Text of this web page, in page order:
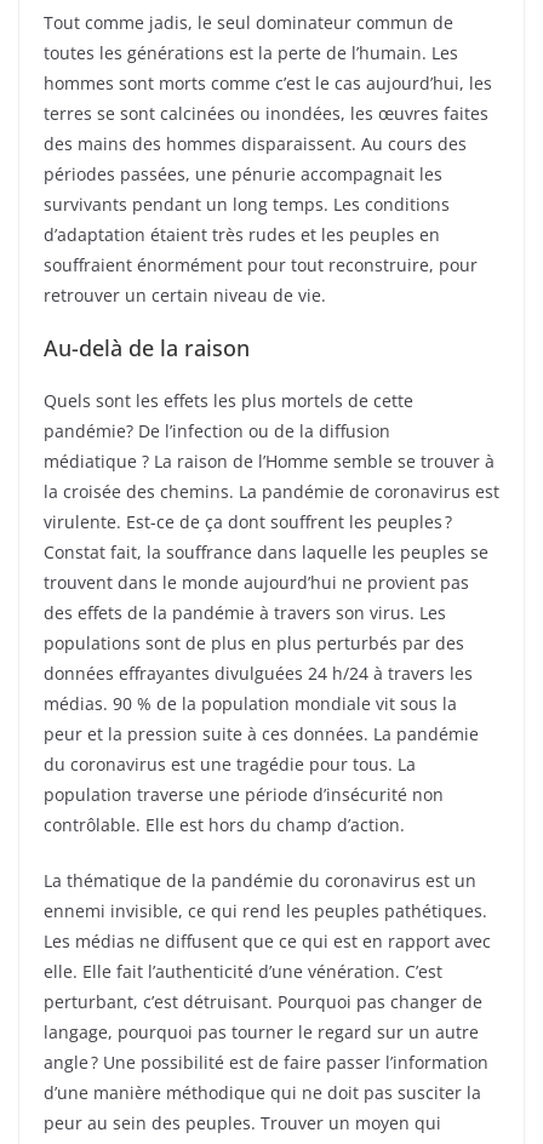
Tout comme jadis, le seul dominateur commun de
toutes les générations est la perte de l’humain. Les
hommes sont morts comme c’est le cas aujourd’hui, les
terres se sont calcinées ou inondées, les œuvres faites
des mains des hommes disparaissent. Au cours des
périodes passées, une pénurie accompagnait les
survivants pendant un long temps. Les conditions
d’adaptation étaient très rudes et les peuples en
souffraient énormément pour tout reconstruire, pour
retrouver un certain niveau de vie.
Au-delà de la raison
Quels sont les effets les plus mortels de cette
pandémie? De l’infection ou de la diffusion
médiatique ? La raison de l’Homme semble se trouver à
la croisée des chemins. La pandémie de coronavirus est
virulente. Est-ce de ça dont souffrent les peuples ?
Constat fait, la souffrance dans laquelle les peuples se
trouvent dans le monde aujourd’hui ne provient pas
des effets de la pandémie à travers son virus. Les
populations sont de plus en plus perturbés par des
données effrayantes divulguées 24 h/24 à travers les
médias. 90 % de la population mondiale vit sous la
peur et la pression suite à ces données. La pandémie
du coronavirus est une tragédie pour tous. La
population traverse une période d’insécurité non
contrôlable. Elle est hors du champ d’action.
La thématique de la pandémie du coronavirus est un
ennemi invisible, ce qui rend les peuples pathétiques.
Les médias ne diffusent que ce qui est en rapport avec
elle. Elle fait l’authenticité d’une vénération. C’est
perturbant, c’est détruisant. Pourquoi pas changer de
langage, pourquoi pas tourner le regard sur un autre
angle ? Une possibilité est de faire passer l’information
d’une manière méthodique qui ne doit pas susciter la
peur au sein des peuples. Trouver un moyen qui